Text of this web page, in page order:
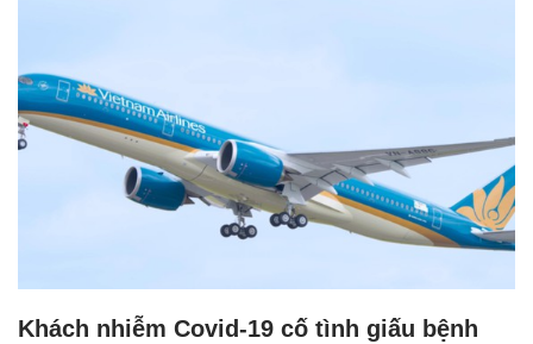
Khách nhiễm Covid-19 cố tình giấu bệnh